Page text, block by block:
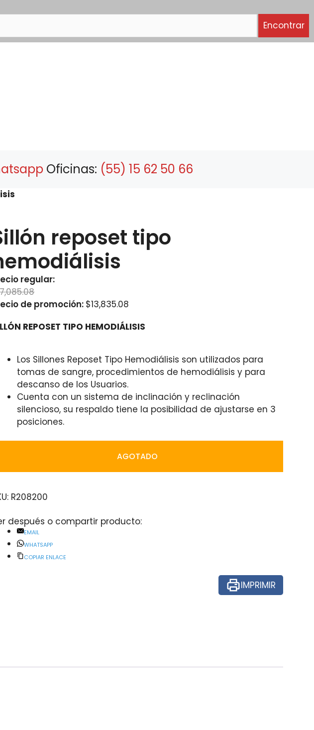
Encontrar
Oficinas: (55) 15 62 50 66
reposet tipo
regular:
de promoción: $13,835.08
REPOSET TIPO HEMODIÁLISIS
Los Sillones Reposet Tipo Hemodiálisis son utilizados para
tomas de sangre, procedimientos de hemodiálisis y para
descanso de los Usuarios.
Cuenta con un sistema de inclinación y reclinación
silencioso, su respaldo tiene la posibilidad de ajustarse en 3
posiciones.
AGOTADO
R208200
después o compartir producto:
EMAIL
WHATSAPP
COPIAR ENLACE
IMPRIMIR